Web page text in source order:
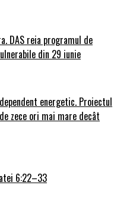
DAS reia programul de
din 29 iunie
energetic. Proiectul
zece ori mai mare decât
6:22–33